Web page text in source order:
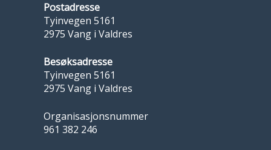
Postadresse
Tyinvegen 5161
2975 Vang i Valdres
Besøksadresse
Tyinvegen 5161
2975 Vang i Valdres
Organisasjonsnummer
961 382 246